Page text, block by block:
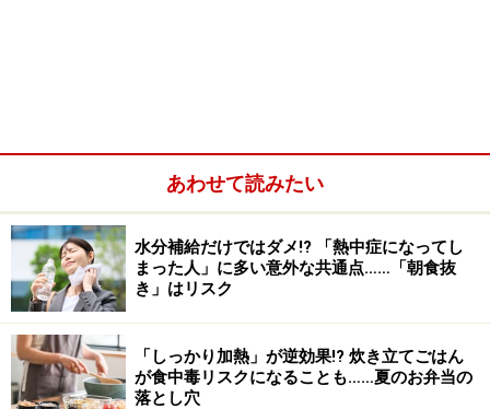
あわせて読みたい
水分補給だけではダメ!? 「熱中症になってし
まった人」に多い意外な共通点……「朝食抜
き」はリスク
「しっかり加熱」が逆効果!? 炊き立てごはん
が食中毒リスクになることも……夏のお弁当の
落とし穴